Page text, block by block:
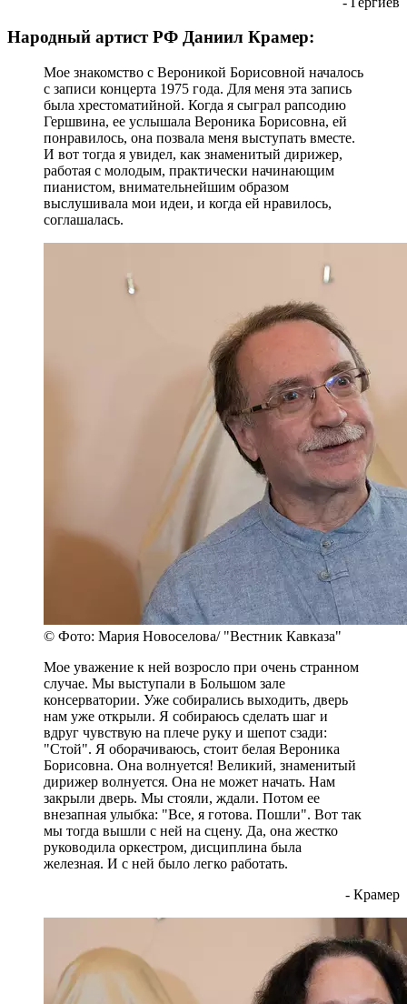
Народный артист РФ Даниил Крамер:
Мое знакомство с Вероникой Борисовной началось
с записи концерта 1975 года. Для меня эта запись
была хрестоматийной. Когда я сыграл рапсодию
Гершвина, ее услышала Вероника Борисовна, ей
понравилось, она позвала меня выступать вместе.
И вот тогда я увидел, как знаменитый дирижер,
работая с молодым, практически начинающим
пианистом, внимательнейшим образом
выслушивала мои идеи, и когда ей нравилось,
соглашалась.
© Фото: Мария Новоселова/ "Вестник Кавказа"
Мое уважение к ней возросло при очень странном
случае. Мы выступали в Большом зале
консерватории. Уже собирались выходить, дверь
нам уже открыли. Я собираюсь сделать шаг и
вдруг чувствую на плече руку и шепот сзади:
"Стой". Я оборачиваюсь, стоит белая Вероника
Борисовна. Она волнуется! Великий, знаменитый
дирижер волнуется. Она не может начать. Нам
закрыли дверь. Мы стояли, ждали. Потом ее
внезапная улыбка: "Все, я готова. Пошли". Вот так
мы тогда вышли с ней на сцену. Да, она жестко
руководила оркестром, дисциплина была
железная. И с ней было легко работать.
- Крамер